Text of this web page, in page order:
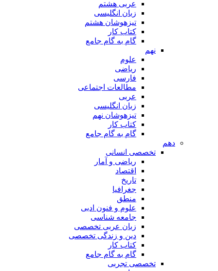
عربی هشتم
زبان انگلیسی
تیزهوشان هشتم
کتاب کار
گام به گام جامع
نهم
علوم
ریاضی
فارسی
مطالعات اجتماعی
عربی
زبان انگلیسی
تیزهوشان نهم
کتاب کار
گام به گام جامع
دهم
تخصصی انسانی
ریاضی و آمار
اقتصاد
تاریخ
جغرافیا
منطق
علوم و فنون ادبی
جامعه شناسی
زبان عربی تخصصی
دین و زندگی تخصصی
کتاب کار
گام به گام جامع
تخصصی تجربی